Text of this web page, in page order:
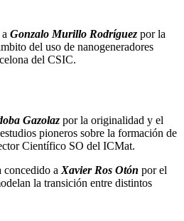
Gonzalo Murillo Rodríguez por la
del uso de nanogeneradores
del CSIC.
Gazolaz por la originalidad y el
pioneros sobre la formación de
Científico SO del ICMat.
concedido a Xavier Ros Otón por el
la transición entre distintos